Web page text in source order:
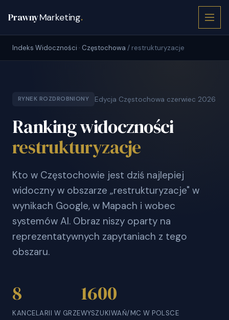
PrawnyMarketing.
Indeks Widoczności · Częstochowa / restrukturyzacje
RYNEK ROZDROBNIONY Edycja Częstochowa czerwiec 2026
Ranking widoczności
restrukturyzacje
Kto w Częstochowie jest dziś najlepiej
widoczny w obszarze „restrukturyzacje" w
wynikach Google, w Mapach i wobec
systemów AI. Obraz niszy oparty na
reprezentatywnych zapytaniach z tego
obszaru.
8
KANCELARII W GRZE
1600
WYSZUKIWAŃ/MC W POLSCE